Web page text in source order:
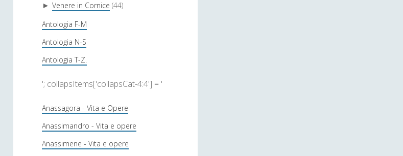
► Venere in Cornice (44)
Antologia F-M
Antologia N-S
Antologia T-Z.
'; collapsItems['collapsCat-4:4'] = '
Anassagora - Vita e Opere
Anassimandro - Vita e opere
Anassimene - Vita e opere